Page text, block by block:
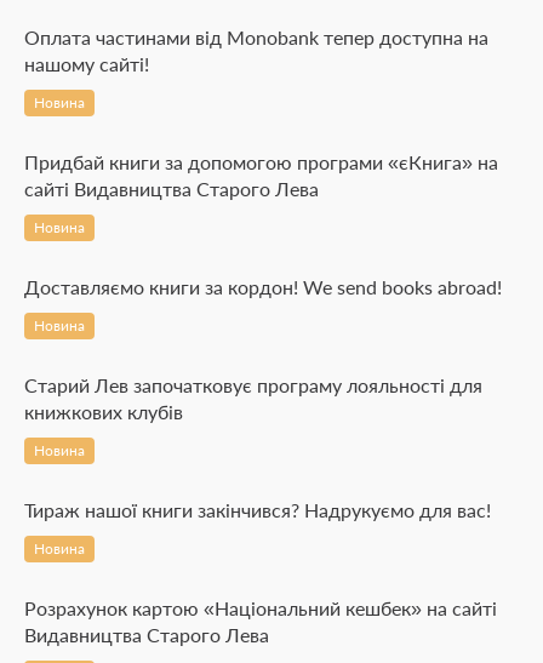
Оплата частинами від Monobank тепер доступна на
нашому сайті!
Новина
Придбай книги за допомогою програми «єКнига» на
сайті Видавництва Старого Лева
Новина
Доставляємо книги за кордон! We send books abroad!
Новина
Старий Лев започатковує програму лояльності для
книжкових клубів
Новина
Тираж нашої книги закінчився? Надрукуємо для вас!
Новина
Розрахунок картою «Національний кешбек» на сайті
Видавництва Старого Лева